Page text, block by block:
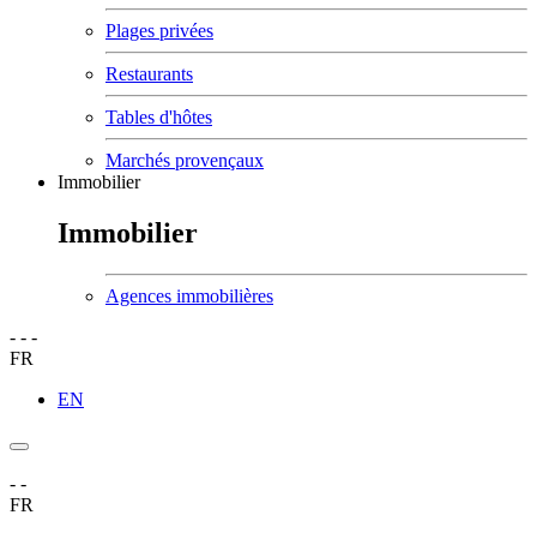
Plages privées
Restaurants
Tables d'hôtes
Marchés provençaux
Immobilier
Immobilier
Agences immobilières
- - -
FR
EN
- -
FR